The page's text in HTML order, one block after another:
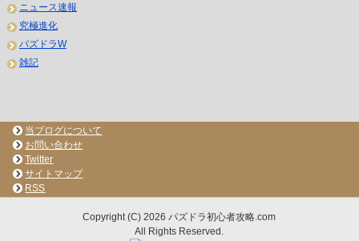
ニュース速報
究極進化
パズドラW
雑記
当ブログについて
お問い合わせ
Twitter
サイトマップ
RSS
Copyright (C) 2026 パズドラ初心者攻略.com
All Rights Reserved.